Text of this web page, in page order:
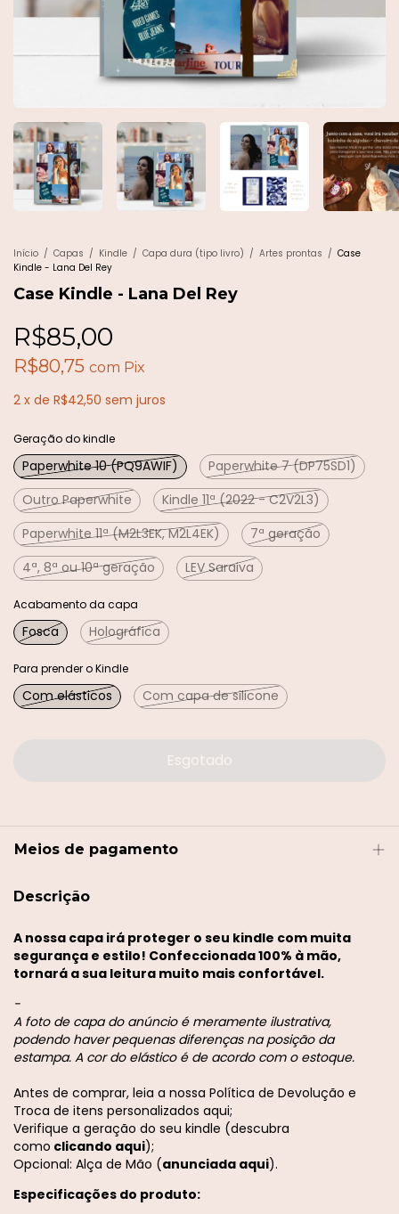
Início / Capas / Kindle / Capa dura (tipo livro) / Artes prontas / Case
Kindle - Lana Del Rey
Case Kindle - Lana Del Rey
R$85,00
R$80,75 com Pix
2 x de R$42,50 sem juros
Geração do kindle
Paperwhite 10 (PQ9AWIF)
Paperwhite 7 (DP75SD1)
Outro Paperwhite
Kindle 11ª (2022 - C2V2L3)
Paperwhite 11ª (M2L3EK, M2L4EK)
7ª geração
4ª, 8ª ou 10ª geração
LEV Saraiva
Acabamento da capa
Fosca Holográfica
Para prender o Kindle
Com elásticos Com capa de silicone
Meios de pagamento
Descrição
A nossa capa irá proteger o seu kindle com muita
segurança e estilo! Confeccionada 100% à mão,
tornará a sua leitura muito mais confortável.
-
A foto de capa do anúncio é meramente ilustrativa,
podendo haver pequenas diferenças na posição da
estampa. A cor do elástico é de acordo com o estoque.
Antes de comprar, leia a nossa Política de Devolução e
Troca de itens personalizados aqui;
Verifique a geração do seu kindle (descubra
como clicando aqui);
Opcional: Alça de Mão (anunciada aqui).
Especificações do produto: